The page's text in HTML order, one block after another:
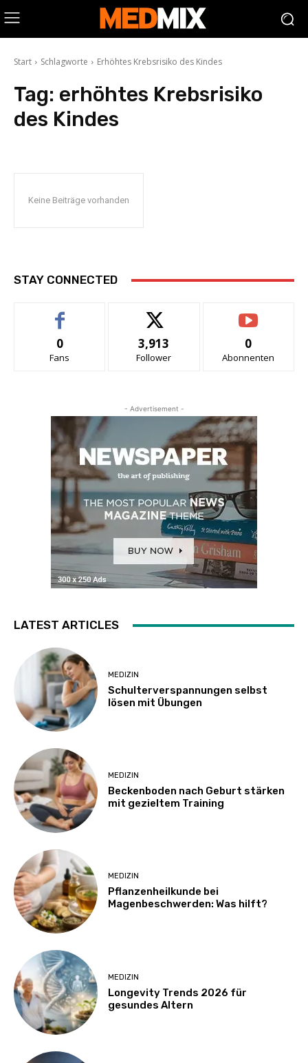
Start Schlagworte Erhöhtes Krebsrisiko des Kindes
Tag: erhöhtes Krebsrisiko
des Kindes
Keine Beiträge vorhanden
STAY CONNECTED
0
Fans
3,913
Follower
0
Abonnenten
- Advertisement -
LATEST ARTICLES
MEDIZIN
Schulterverspannungen selbst
lösen mit Übungen
MEDIZIN
Beckenboden nach Geburt stärken
mit gezieltem Training
MEDIZIN
Pflanzenheilkunde bei
Magenbeschwerden: Was hilft?
MEDIZIN
Longevity Trends 2026 für
gesundes Altern